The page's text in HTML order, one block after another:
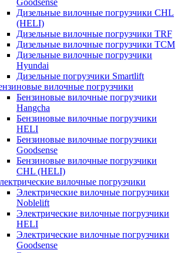
Goodsense
Дизельные вилочные погрузчики CHL
(HELI)
Дизельные вилочные погрузчики TRF
Дизельные вилочные погрузчики TCM
Дизельные вилочные погрузчики
Hyundai
Дизельные погрузчики Smartlift
вилочные погрузчики
Бензиновые вилочные погрузчики
Hangcha
Бензиновые вилочные погрузчики
HELI
Бензиновые вилочные погрузчики
Goodsense
Бензиновые вилочные погрузчики
CHL (HELI)
вилочные погрузчики
Электрические вилочные погрузчики
Noblelift
Электрические вилочные погрузчики
HELI
Электрические вилочные погрузчики
Goodsense